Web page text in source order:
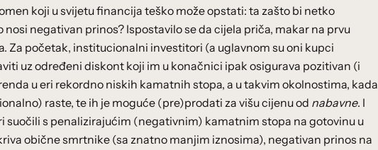
koji u svijetu financija teško može opstati: ta zašto bi netko
negativan prinos? Ispostavilo se da cijela priča, makar na prvu
Za početak, institucionalni investitori (a uglavnom su oni kupci
uz određeni diskont koji im u konačnici ipak osigurava pozitivan (i
u eri rekordno niskih kamatnih stopa, a u takvim okolnostima, kada
raste, te ih je moguće (pre)prodati za višu cijenu od nabavne. I
suočili s penalizirajućim (negativnim) kamatnim stopa na gotovinu u
obične smrtnike (sa znatno manjim iznosima), negativan prinos na